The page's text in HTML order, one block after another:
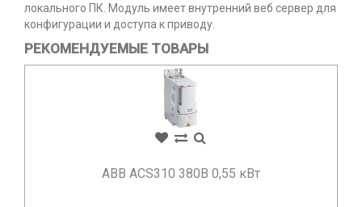
локального ПК. Модуль имеет внутренний веб сервер для
конфигурации и доступа к приводу.
РЕКОМЕНДУЕМЫЕ ТОВАРЫ
ABB ACS310 380В 0,55 кВт